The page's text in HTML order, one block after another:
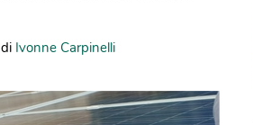
di Ivonne Carpinelli